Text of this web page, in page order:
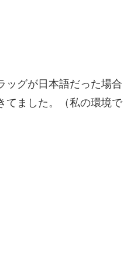
ッグが日本語だった場合
てました。（私の環境で